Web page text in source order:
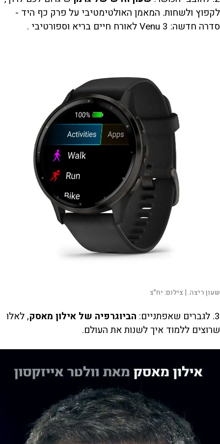
לקפוץ ולשחות. המאמן האולטימטיבי על פרק כף היד -
סדרה חדשה: Venu 3 לאורח חיים בריא וספורטיבי .
שעון ריצה. | צילום:יח"צ
3. לגברים שאפתניים: הביוגרפיה של אילון מאסק, לאלו
שרוצים ללמוד איך לשנות את העולם.